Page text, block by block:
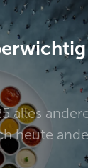
alles
heute